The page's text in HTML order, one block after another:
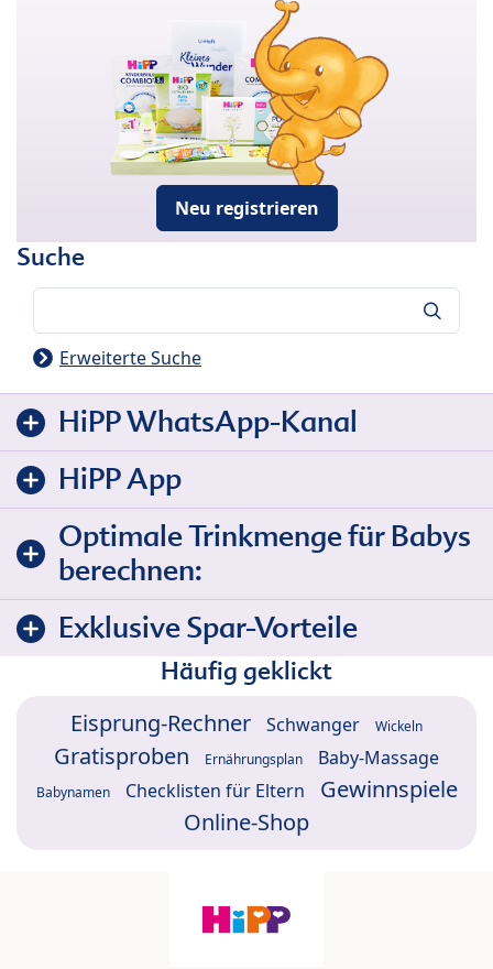
Neu registrieren
Suche
Erweiterte Suche
HiPP WhatsApp-Kanal
HiPP App
Optimale Trinkmenge für Babys
berechnen:
Exklusive Spar-Vorteile
Häufig geklickt
Eisprung-Rechner Schwanger Wickeln
Gratisproben Ernährungsplan Baby-Massage
Babynamen Checklisten für Eltern
Gewinnspiele
Online-Shop